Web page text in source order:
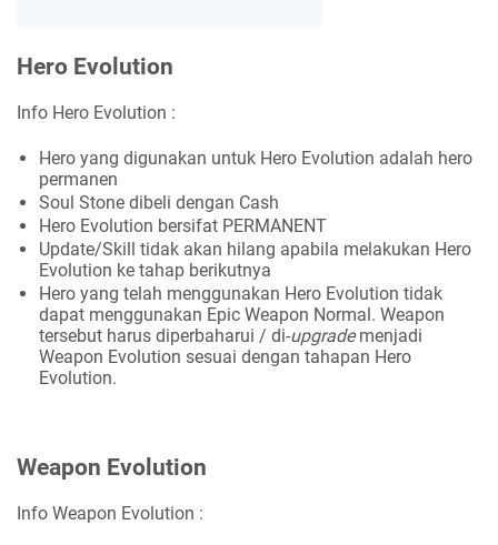
Hero Evolution
Info Hero Evolution :
Hero yang digunakan untuk Hero Evolution adalah hero
permanen
Soul Stone dibeli dengan Cash
Hero Evolution bersifat PERMANENT
Update/Skill tidak akan hilang apabila melakukan Hero
Evolution ke tahap berikutnya
Hero yang telah menggunakan Hero Evolution tidak
dapat menggunakan Epic Weapon Normal. Weapon
tersebut harus diperbaharui / di-upgrademenjadi
Weapon Evolution sesuai dengan tahapan Hero
Evolution.
Weapon Evolution
Info Weapon Evolution :